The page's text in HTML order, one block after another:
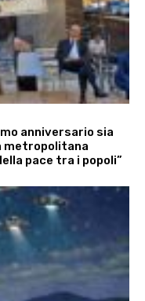
anniversario sia
metropolitana
pace tra i popoli”